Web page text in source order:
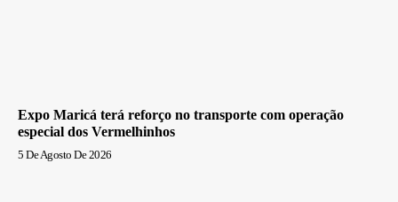
Expo Maricá terá reforço no transporte com operação
especial dos Vermelhinhos
5 De Agosto De 2026